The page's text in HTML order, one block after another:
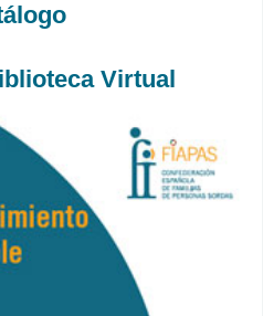
Virtual